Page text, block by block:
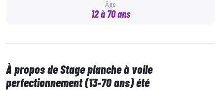
Âge
12 à 70 ans
À propos de Stage planche à voile
perfectionnement (13-70 ans) été